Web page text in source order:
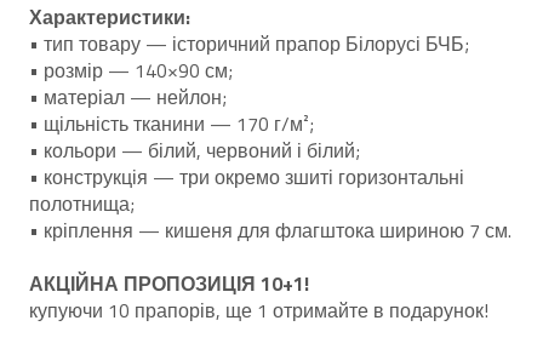
Характеристики:
• тип товару — історичний прапор Білорусі БЧБ;
• розмір — 140×90 см;
• матеріал — нейлон;
• щільність тканини — 170 г/м²;
• кольори — білий, червоний і білий;
• конструкція — три окремо зшиті горизонтальні
полотнища;
• кріплення — кишеня для флагштока шириною 7 см.
АКЦІЙНА ПРОПОЗИЦІЯ 10+1!
купуючи 10 прапорів, ще 1 отримайте в подарунок!